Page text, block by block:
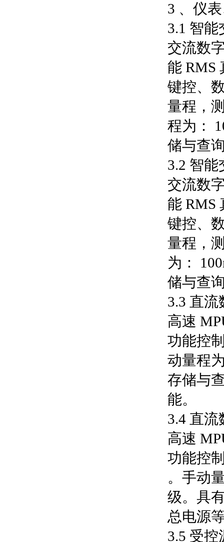
3 、仪
3.1 智
交流数
能 RMS
键控、
量程，
程为：
储与查
3.2 智
交流数
能 RMS
键控、
量程，
为：
储与查
3.3 直
高速
功能控
动量程
存储与
能。
3.4 直
高速
功能控
。手动
级。具
总电源
3.5 受控